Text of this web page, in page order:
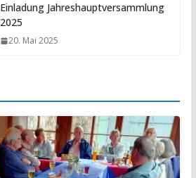
Einladung Jahreshauptversammlung
2025
20. Mai 2025